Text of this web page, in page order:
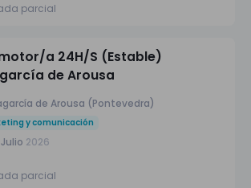
parcial
a 24H/S (Estable)
de Arousa
de Arousa (Pontevedra)
y comunicación
Julio 2026
parcial